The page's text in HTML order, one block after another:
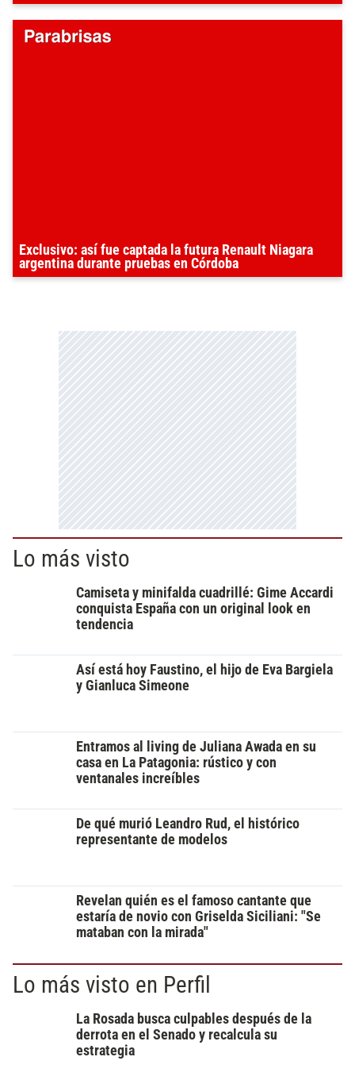
Exclusivo: así fue captada la futura Renault Niagara
argentina durante pruebas en Córdoba
Lo más visto
Camiseta y minifalda cuadrillé: Gime Accardi
conquista España con un original look en
tendencia
Así está hoy Faustino, el hijo de Eva Bargiela
y Gianluca Simeone
Entramos al living de Juliana Awada en su
casa en La Patagonia: rústico y con
ventanales increíbles
De qué murió Leandro Rud, el histórico
representante de modelos
Revelan quién es el famoso cantante que
estaría de novio con Griselda Siciliani: "Se
mataban con la mirada"
Lo más visto en Perfil
La Rosada busca culpables después de la
derrota en el Senado y recalcula su
estrategia